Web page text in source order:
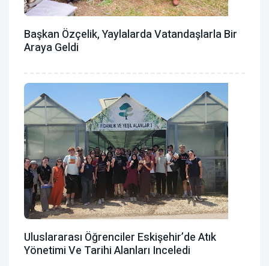
Başkan Özçelik, Yaylalarda Vatandaşlarla Bir
Araya Geldi
Uluslararası Öğrenciler Eskişehir’de Atık
Yönetimi Ve Tarihi Alanları Inceledi